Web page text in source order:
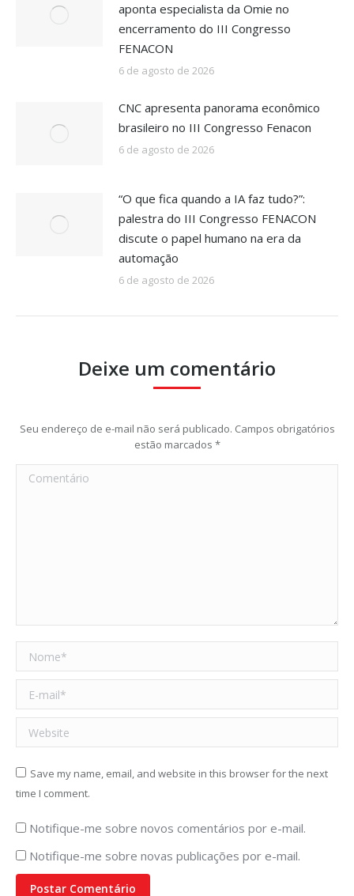
aponta especialista da Omie no
encerramento do III Congresso
FENACON
6 de agosto de 2026
CNC apresenta panorama econômico
brasileiro no III Congresso Fenacon
6 de agosto de 2026
“O que fica quando a IA faz tudo?”:
palestra do III Congresso FENACON
discute o papel humano na era da
automação
6 de agosto de 2026
Deixe um comentário
Seu endereço de e-mail não será publicado. Campos obrigatórios
estão marcados *
Comentário
Nome *
E-mail *
Website
Save my name, email, and website in this browser for the next
time I comment.
Notifique-me sobre novos comentários por e-mail.
Notifique-me sobre novas publicações por e-mail.
Postar Comentário